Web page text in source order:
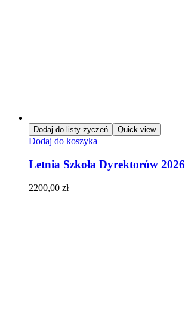
Dodaj do listy życzeń Quick view
Dodaj do koszyka
Letnia Szkoła Dyrektorów 2026
2200,00 zł